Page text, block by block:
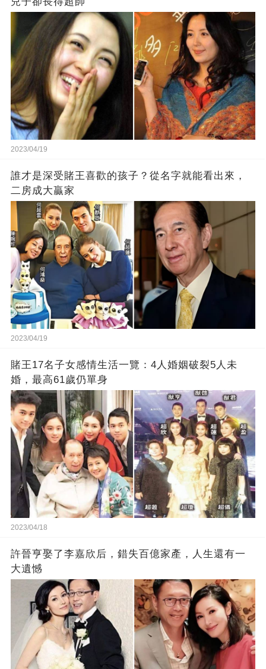
2023/04/19
誰才是深受賭王喜歡的孩子？從名字就能看出來，
二房成大贏家
2023/04/19
賭王17名子女感情生活一覽：4人婚姻破裂5人未
婚，最高61歲仍單身
2023/04/18
許晉亨娶了李嘉欣后，錯失百億家產，人生還有一
大遺憾